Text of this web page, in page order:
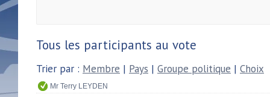
Tous les participants au vote
Trier par : Membre | Pays | Groupe politique | Choix
Mr Terry LEYDEN